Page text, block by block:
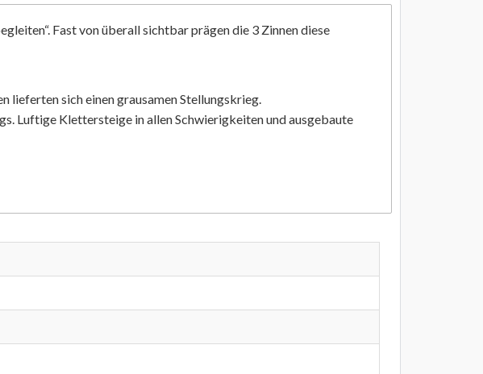
Fast von überall sichtbar prägen die 3 Zinnen diese
sich einen grausamen Stellungskrieg.
Luftige Klettersteige in allen Schwierigkeiten und ausgebaute